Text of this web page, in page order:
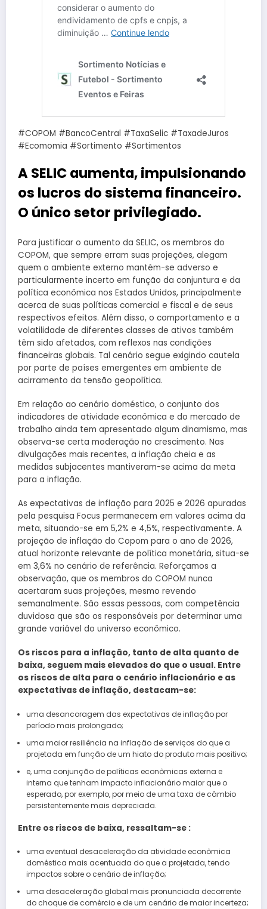
#COPOM #BancoCentral #TaxaSelic #TaxadeJuros
#Ecomomia #Sortimento #Sortimentos
A SELIC aumenta, impulsionando
os lucros do sistema financeiro.
O único setor privilegiado.
Para justificar o aumento da SELIC, os membros do
COPOM, que sempre erram suas projeções, alegam
quem o ambiente externo mantém-se adverso e
particularmente incerto em função da conjuntura e da
política econômica nos Estados Unidos, principalmente
acerca de suas políticas comercial e fiscal e de seus
respectivos efeitos. Além disso, o comportamento e a
volatilidade de diferentes classes de ativos também
têm sido afetados, com reflexos nas condições
financeiras globais. Tal cenário segue exigindo cautela
por parte de países emergentes em ambiente de
acirramento da tensão geopolítica.
Em relação ao cenário doméstico, o conjunto dos
indicadores de atividade econômica e do mercado de
trabalho ainda tem apresentado algum dinamismo, mas
observa-se certa moderação no crescimento. Nas
divulgações mais recentes, a inflação cheia e as
medidas subjacentes mantiveram-se acima da meta
para a inflação.
As expectativas de inflação para 2025 e 2026 apuradas
pela pesquisa Focus permanecem em valores acima da
meta, situando-se em 5,2% e 4,5%, respectivamente. A
projeção de inflação do Copom para o ano de 2026,
atual horizonte relevante de política monetária, situa-se
em 3,6% no cenário de referência. Reforçamos a
observação, que os membros do COPOM nunca
acertaram suas projeções, mesmo revendo
semanalmente. São essas pessoas, com competência
duvidosa que são os responsáveis por determinar uma
grande variável do universo econômico.
Os riscos para a inflação, tanto de alta quanto de
baixa, seguem mais elevados do que o usual. Entre
os riscos de alta para o cenário inflacionário e as
expectativas de inflação, destacam-se:
uma desancoragem das expectativas de inflação por
período mais prolongado;
uma maior resiliência na inflação de serviços do que a
projetada em função de um hiato do produto mais positivo;
e, uma conjunção de políticas econômicas externa e
interna que tenham impacto inflacionário maior que o
esperado, por exemplo, por meio de uma taxa de câmbio
persistentemente mais depreciada.
Entre os riscos de baixa, ressaltam-se :
uma eventual desaceleração da atividade econômica
doméstica mais acentuada do que a projetada, tendo
impactos sobre o cenário de inflação;
uma desaceleração global mais pronunciada decorrente
do choque de comércio e de um cenário de maior incerteza;